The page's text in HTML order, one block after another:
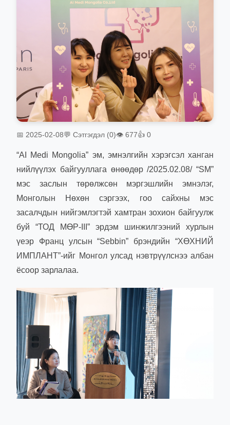
📅 2025-02-08💬 Сэтгэгдэл (0)👁 677👍 0
“AI Medi Mongolia” эм, эмнэлгийн хэрэгсэл ханган
нийлүүлэх байгууллага өнөөдөр /2025.02.08/ “SM”
мэс заслын төрөлжсөн мэргэшлийн эмнэлэг,
Монголын Нөхөн сэргээх, гоо сайхны мэс
засалчдын нийгэмлэгтэй хамтран зохион байгуулж
буй “ТОД МӨР-III” эрдэм шинжилгээний хурлын
үеэр Франц улсын “Sebbin” брэндийн “ХӨХНИЙ
ИМПЛАНТ”-ийг Монгол улсад нэвтрүүлснээ албан
ёсоор зарлалаа.